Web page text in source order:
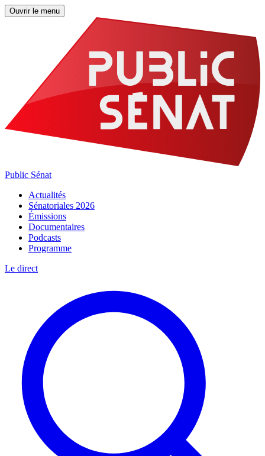
Ouvrir le menu
Public Sénat
Actualités
Sénatoriales 2026
Émissions
Documentaires
Podcasts
Programme
Le direct